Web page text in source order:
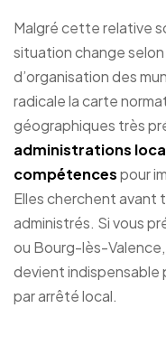
Malgré cette relative
situation change
d’organisation des
radicale la carte
géographiques très
administrations
compétencespour
Elles cherchent avant
administrés. Si vous
ou Bourg-lès-Valence,
devient indispensable
par arrêté local.